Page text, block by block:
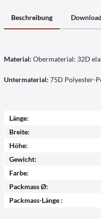
Beschreibung
Material: Obermaterial: 32D
Untermaterial: 75D Polyester-
Länge:
Breite:
Höhe:
Gewicht:
Farbe:
Packmass Ø:
Packmass-Länge :